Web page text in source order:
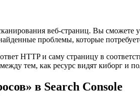
веб-страниц. Вы сможете
проблемы, которые
HTTP и саму страницу в
тем, как ресурс видят киборг и
в Search Console